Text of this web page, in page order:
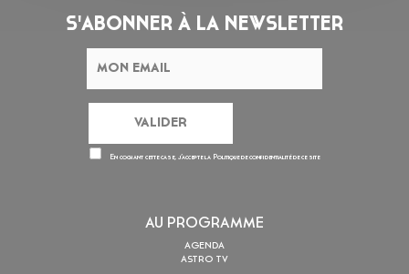
S'ABONNER À LA NEWSLETTER
En cochant cette case, j’accepte la Politique de confidentialitéde ce site
AU PROGRAMME
AGENDA
ASTRO TV